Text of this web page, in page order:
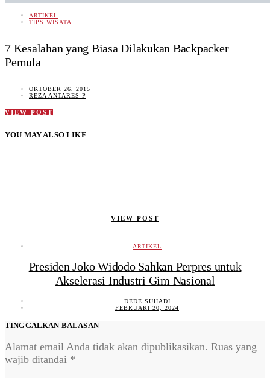
ARTIKEL
TIPS WISATA
7 Kesalahan yang Biasa Dilakukan Backpacker
Pemula
OKTOBER 26, 2015
REZA ANTARES P
VIEW POST
YOU MAY ALSO LIKE
VIEW POST
ARTIKEL
Presiden Joko Widodo Sahkan Perpres untuk
Akselerasi Industri Gim Nasional
DEDE SUHADI
FEBRUARI 20, 2024
TINGGALKAN BALASAN
Alamat email Anda tidak akan dipublikasikan. Ruas yang
wajib ditandai *